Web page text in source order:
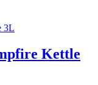
Kettle